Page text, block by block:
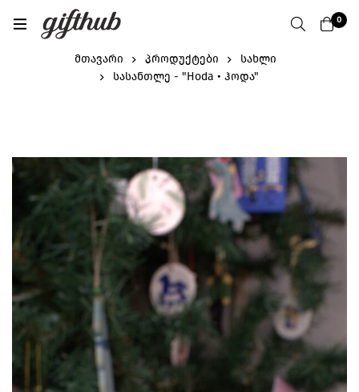
0
მთავარი პროდუქტები
სახლი
სასანთლე - "Hoda • ჰოდა"